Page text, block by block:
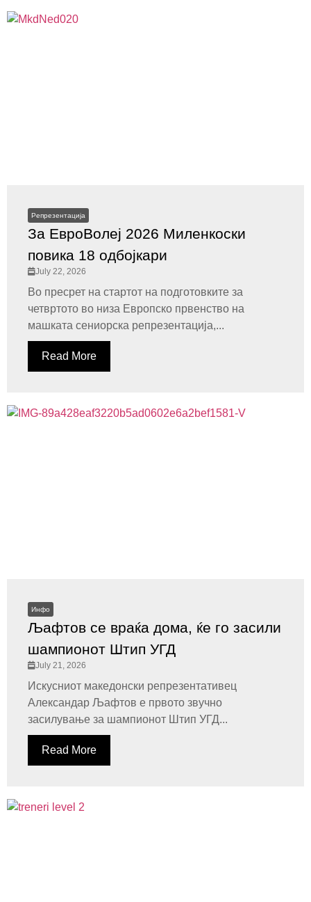
Репрезентација
За ЕвроВолеј 2026 Миленкоски
повика 18 одбојкари
July 22, 2026
Во пресрет на стартот на подготовките за
четвртото во низа Европско првенство на
машката сениорска репрезентација,...
Read More
Инфо
Љафтов се враќа дома, ќе го засили
шампионот Штип УГД
July 21, 2026
Искусниот македонски репрезентативец
Александар Љафтов е првото звучно
засилување за шампионот Штип УГД...
Read More